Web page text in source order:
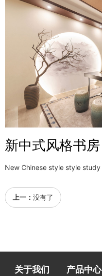
新中式风格书房
New Chinese style style study
上一： 没有了
关于我们 产品中心